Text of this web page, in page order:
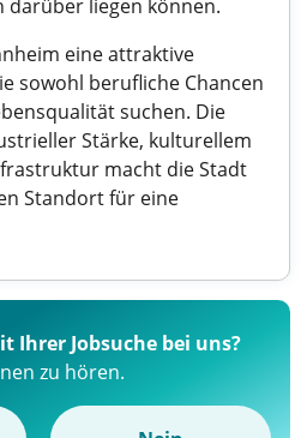
darüber liegen können.
eine attraktive
sowohl berufliche Chancen
suchen. Die
Stärke, kulturellem
macht die Stadt
Standort für eine
Ihrer Jobsuche bei uns?
zu hören.